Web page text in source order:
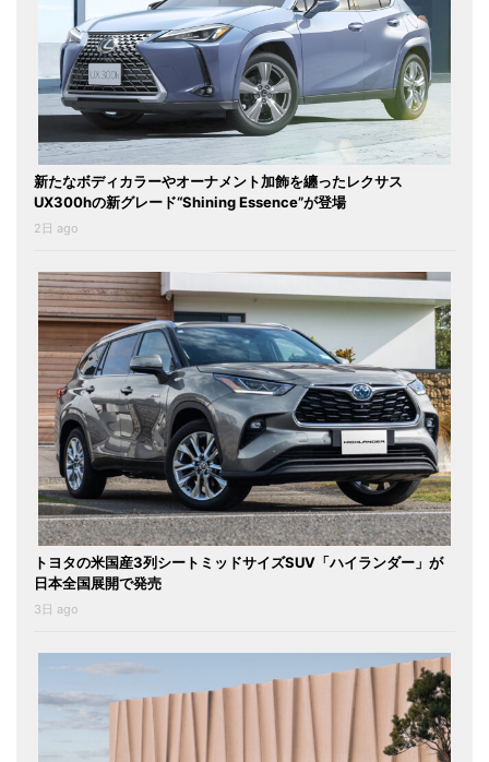
新たなボディカラーやオーナメント加飾を纏ったレクサス
UX300hの新グレード“Shining Essence”が登場
2日 ago
トヨタの米国産3列シートミッドサイズSUV「ハイランダー」が
日本全国展開で発売
3日 ago